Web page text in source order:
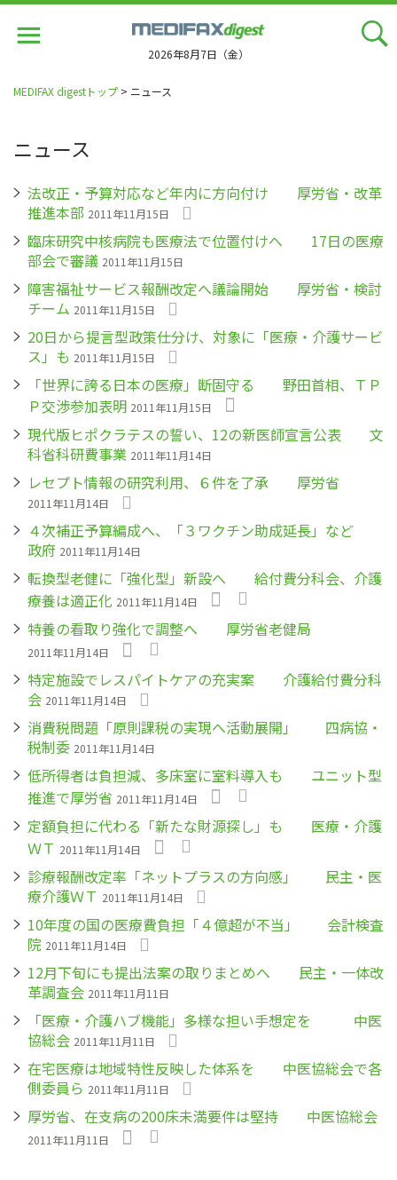
2026年8月7日（金）
MEDIFAX digestトップ > ニュース
ニュース
法改正・予算対応など年内に方向付け 厚労省・改革
推進本部 2011年11月15日
臨床研究中核病院も医療法で位置付けへ 17日の医療
部会で審議 2011年11月15日
障害福祉サービス報酬改定へ議論開始 厚労省・検討
チーム 2011年11月15日
20日から提言型政策仕分け、対象に「医療・介護サービ
ス」も 2011年11月15日
「世界に誇る日本の医療」断固守る 野田首相、ＴＰ
Ｐ交渉参加表明 2011年11月15日
現代版ヒポクラテスの誓い、12の新医師宣言公表 文
科省科研費事業 2011年11月14日
レセプト情報の研究利用、６件を了承 厚労省
2011年11月14日
４次補正予算編成へ、「３ワクチン助成延長」など
政府 2011年11月14日
転換型老健に「強化型」新設へ 給付費分科会、介護
療養は適正化 2011年11月14日
特養の看取り強化で調整へ 厚労省老健局
2011年11月14日
特定施設でレスパイトケアの充実案 介護給付費分科
会 2011年11月14日
消費税問題「原則課税の実現へ活動展開」 四病協・
税制委 2011年11月14日
低所得者は負担減、多床室に室料導入も ユニット型
推進で厚労省 2011年11月14日
定額負担に代わる「新たな財源探し」も 医療・介護
ＷＴ 2011年11月14日
診療報酬改定率「ネットプラスの方向感」 民主・医
療介護ＷＴ 2011年11月14日
10年度の国の医療費負担「４億超が不当」 会計検査
院 2011年11月14日
12月下旬にも提出法案の取りまとめへ 民主・一体改
革調査会 2011年11月11日
「医療・介護ハブ機能」多様な担い手想定を 中医
協総会 2011年11月11日
在宅医療は地域特性反映した体系を 中医協総会で各
側委員ら 2011年11月11日
厚労省、在支病の200床未満要件は堅持 中医協総会
2011年11月11日